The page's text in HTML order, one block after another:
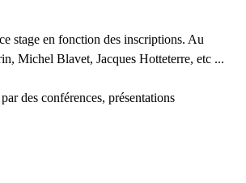
stage en fonction des inscriptions. Au
Michel Blavet, Jacques Hotteterre, etc ...
des conférences, présentations